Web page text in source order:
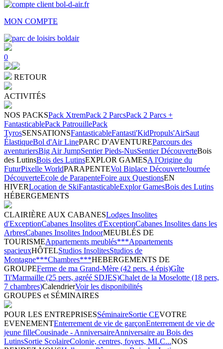
MON COMPTE
0
RETOUR
ACTIVITÉS
NOS PACKSPack XtremPack 2 ParcsPack 2 Parcs +
FantasticablePack PatrouillePack
TyrosSENSATIONSFantasticableFantasti'KidPropuls'AirSaut
ÉlastiqueBol d'Air LinePARC D'AVENTUREParcours des
aventuriersBig Air JumpSentier Pieds-NusSentier DécouverteBois
des LutinsBois des LutinsEXPLOR GAMESA l'Origine du
FuturPixelle WorldPARAPENTEVol Biplace DécouverteJournée
DécouverteEcole de ParapenteFoire aux QuestionsEN
HIVERLocation de SkiFantasticableExplor GamesBois des Lutins
HÉBERGEMENTS
CLAIRIÈRE AUX CABANESLodges Insolites
d'ExceptionCabanes Insolites d'ExceptionCabanes Insolites dans les
ArbresCabanes Insolites IndoorMEUBLÉS DE
TOURISMEAppartements meublés***Appartements
spacieuxHÔTELStudios InsolitesStudios de
Montagne***Chambres***HEBERGEMENTS DE
GROUPEFerme de ma Grand-Mère (42 pers. 4 épis)Gîte
Ti'Marmaille (25 pers, agréé SDJES)Chalet de la Moselotte (18 pers,
7 chambres)CalendrierVoir les disponibilités
GROUPES et SÉMINAIRES
POUR LES ENTREPRISESSéminaireSortie CEVOTRE
EVENEMENTEnterrement de vie de garçonEnterrement de vie de
jeune filleCousinade - AnniversaireAnniversaire au Bois des
LutinsSortie ScolaireColonie, centres, foyers, MLC...NOS